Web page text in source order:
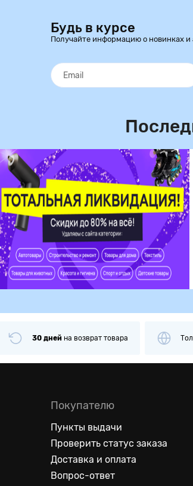
Будь в курсе
Получайте информацию о новинках
30 дней на возврат товара
Покупателю
Пункты выдачи
Проверить статус заказа
Доставка и оплата
Вопрос-ответ